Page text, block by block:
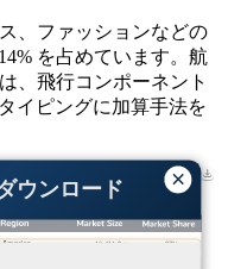
×
ウンロード
、ファッションなどの
を占めています。航
、飛行コンポーネント
イピングに加算手法を
37%
16,411.2 m